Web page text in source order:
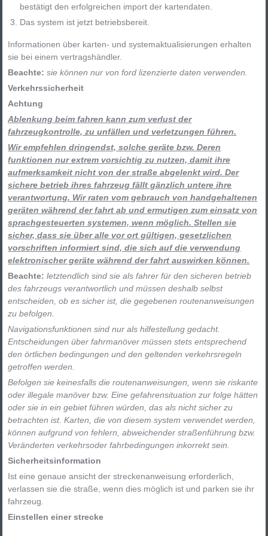
bestätigt den erfolgreichen import der kartendaten.
Das system ist jetzt betriebsbereit.
Informationen über karten- und systemaktualisierungen erhalten
sie bei einem vertragshändler.
Beachte: sie können nur von ford lizenzierte daten verwenden.
Verkehrssicherheit
Achtung
Ablenkung beim fahren kann zum verlust der
fahrzeugkontrolle, zu unfällen und verletzungen führen.
Wir empfehlen dringendst, solche geräte bzw. Deren
funktionen nur extrem vorsichtig zu nutzen, damit ihre
aufmerksamkeit nicht von der straße abgelenkt wird. Der
sichere betrieb ihres fahrzeug fällt gänzlich untere ihre
verantwortung. Wir raten vom gebrauch von handgehaltenen
geräten während der fahrt ab und ermutigen zum einsatz von
sprachgesteuerten systemen, wenn möglich. Stellen sie
sicher, dass sie über alle vor ort gültigen, gesetzlichen
vorschriften informiert sind, die sich auf die verwendung
elektronischer geräte während der fahrt auswirken können.
Beachte: letztendlich sind sie als fahrer für den sicheren betrieb
des fahrzeugs verantwortlich und müssen deshalb selbst
entscheiden, ob es sicher ist, die gegebenen routenanweisungen
zu befolgen.
Navigationsfunktionen sind nur als hilfestellung gedacht.
Entscheidungen über fahrmanöver müssen stets entsprechend
den örtlichen bedingungen und den geltenden verkehrsregeln
getroffen werden.
Befolgen sie keinesfalls die routenanweisungen, wenn sie riskante
oder illegale manöver bzw. Eine gefahrensituation zur folge hätten
oder sie in ein gebiet führen würden, das als nicht sicher zu
betrachten ist. Karten, die von diesem system verwendet werden,
können aufgrund von fehlern, abweichender straßenführung bzw.
Veränderten verkehrsoder fahrbedingungen inkorrekt sein.
Sicherheitsinformation
Ist eine genaue ansicht der streckenanweisung erforderlich,
verlassen sie die straße, wenn dies möglich ist und parken sie ihr
fahrzeug.
Einstellen einer strecke